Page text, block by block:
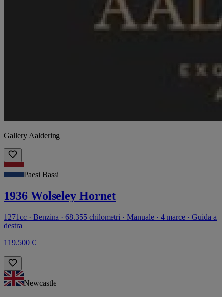
Gallery Aaldering
Paesi Bassi
1936 Wolseley Hornet
1271cc · Benzina · 68.355 chilometri · Manuale · 4 marce · Guida a
destra
119.500 €
Newcastle